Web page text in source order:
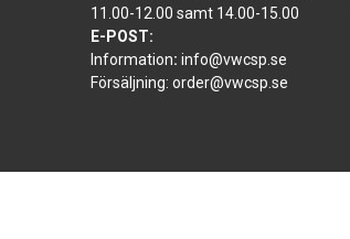
11.00-12.00 samt 14.00-15.00
E-POST:
Information: info@vwcsp.se
Försäljning: order@vwcsp.se